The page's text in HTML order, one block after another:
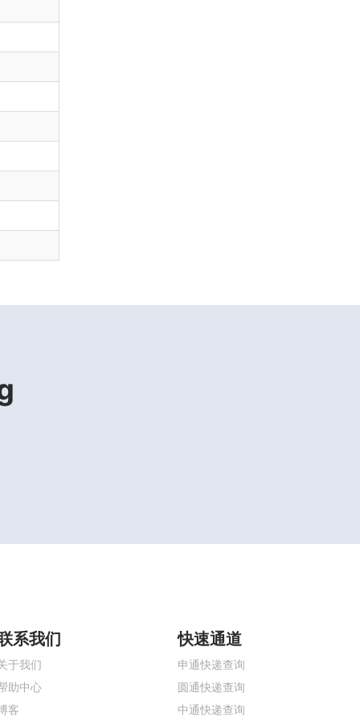
系我们
于我们
助中心
客
快速通道
申通快递查询
圆通快递查询
中通快递查询